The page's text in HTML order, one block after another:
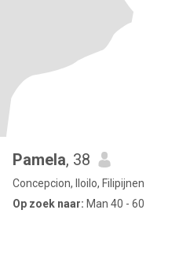
Pamela, 38
Concepcion, Iloilo, Filipijnen
Op zoek naar: Man 40 - 60